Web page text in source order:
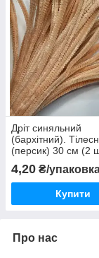
Дріт синяльний
(бархітний).
(персик) 30 см (2
4,20 ₴/
Купити
Про нас